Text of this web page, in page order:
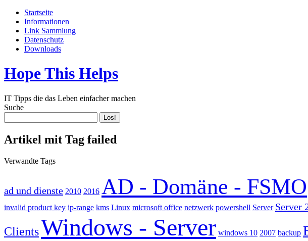
Startseite
Informationen
Link Sammlung
Datenschutz
Downloads
Hope This Helps
IT Tipps die das Leben einfacher machen
Suche
Artikel mit Tag failed
Verwandte Tags
ad und dienste 2010 2016 AD - Domäne - FSMO
invalid product key ip-range kms Linux microsoft office netzwerk powershell Server Server
ClientsWindows - Server windows 10 2007 backup